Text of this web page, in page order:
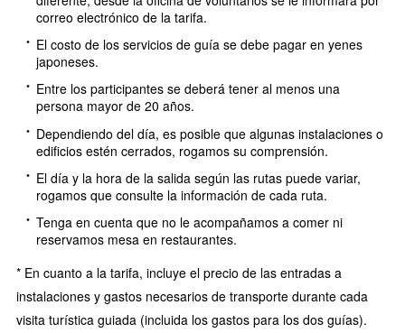
correo electrónico de la tarifa.
El costo de los servicios de guía se debe pagar en yenes
japoneses.
Entre los participantes se deberá tener al menos una
persona mayor de 20 años.
Dependiendo del día, es posible que algunas instalaciones o
edificios estén cerrados, rogamos su comprensión.
El día y la hora de la salida según las rutas puede variar,
rogamos que consulte la información de cada ruta.
Tenga en cuenta que no le acompañamos a comer ni
reservamos mesa en restaurantes.
* En cuanto a la tarifa, incluye el precio de las entradas a
instalaciones y gastos necesarios de transporte durante cada
visita turística guiada (incluida los gastos para los dos guías).